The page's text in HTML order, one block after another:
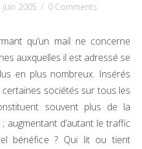
juin 2005 / 0 Comments
qu’un mail ne concerne
auxquelles il est adressé se
en plus nombreux. Insérés
sociétés sur tous les
souvent plus de la
augmentant d’autant le traffic
bénéfice ? Qui lit ou tient